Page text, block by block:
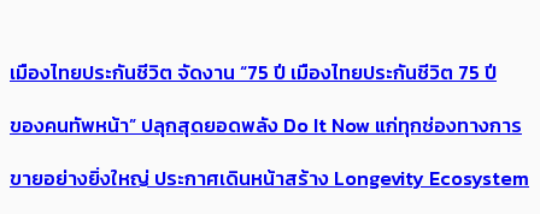
เมืองไทยประกันชีวิต จัดงาน “75 ปี เมืองไทยประกันชีวิต 75 ปี
ของคนทัพหน้า” ปลุกสุดยอดพลัง Do It Now แก่ทุกช่องทางการ
ขายอย่างยิ่งใหญ่ ประกาศเดินหน้าสร้าง Longevity Ecosystem